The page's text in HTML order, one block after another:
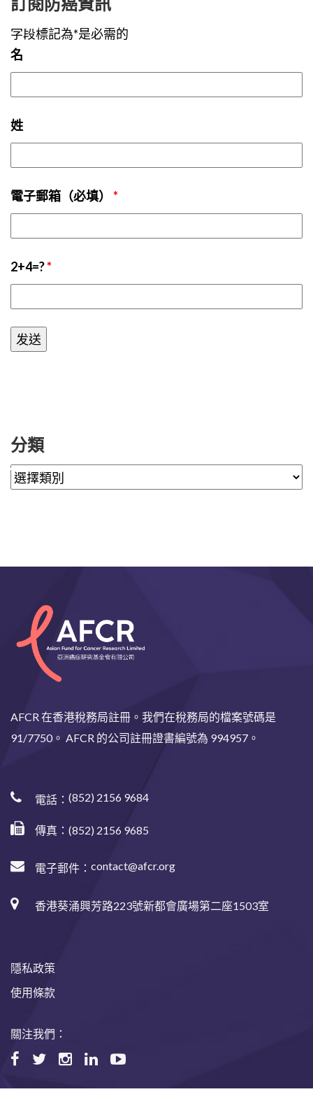
字段標記為*是必需的
名
姓
電子郵箱（必填） *
2+4=?*
分類
AFCR 在香港稅務局註冊。我們在稅務局的檔案號碼是
91/7750。 AFCR 的公司註冊證書編號為 994957。
電話： (852) 2156 9684
傳真：(852) 2156 9685
電子郵件： contact@afcr.org
香港葵涌興芳路223號新都會廣場第二座1503室
隱私政策
使用條款
關注我們：